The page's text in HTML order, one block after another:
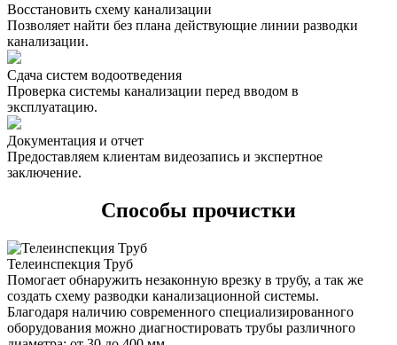
Восстановить схему канализации
Позволяет найти без плана действующие линии разводки
канализации.
Сдача систем водоотведения
Проверка системы канализации перед вводом в
эксплуатацию.
Документация и отчет
Предоставляем клиентам видеозапись и экспертное
заключение.
Способы прочистки
Телеинспекция Труб
Помогает обнаружить незаконную врезку в трубу, а так же
создать схему разводки канализационной системы.
Благодаря наличию современного специализированного
оборудования можно диагностировать трубы различного